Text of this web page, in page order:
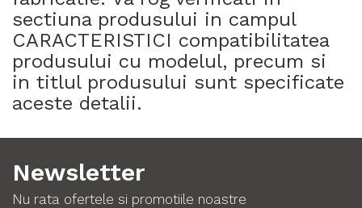
sectiuna produsului in campul
CARACTERISTICI compatibilitatea
produsului cu modelul, precum si
in titlul produsului sunt specificate
aceste detalii.
Newsletter
Nu rata ofertele si promotiile noastre